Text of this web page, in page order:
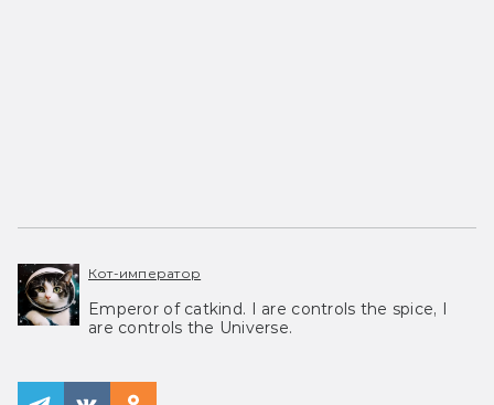
Кот-император
Emperor of catkind. I are controls the spice, I
are controls the Universe.